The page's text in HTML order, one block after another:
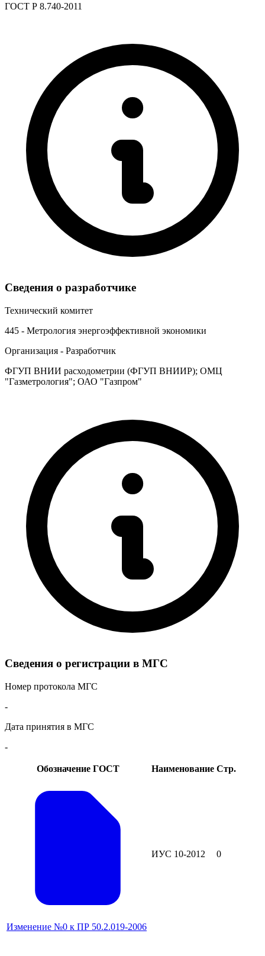
ГОСТ Р 8.740-2011
Сведения о разработчике
Технический комитет
445 - Метрология энергоэффективной экономики
Организация - Разработчик
ФГУП ВНИИ расходометрии (ФГУП ВНИИР); ОМЦ
"Газметрология"; ОАО "Газпром"
Сведения о регистрации в МГС
Номер протокола МГС
-
Дата принятия в МГС
-
Обозначение ГОСТ Наименование Стр.
Изменение №0 к ПР 50.2.019-2006
ИУС 10-2012 0